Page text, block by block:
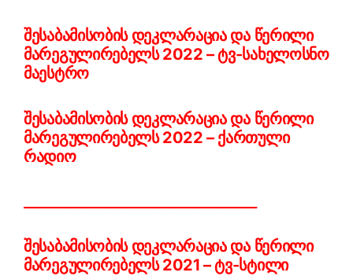
შესაბამისობის დეკლარაცია და წერილი
მარეგულირებელს 2022 – ტვ-სახელოსნო
მაესტრო
შესაბამისობის დეკლარაცია და წერილი
მარეგულირებელს 2022 – ქართული
რადიო
შესაბამისობის დეკლარაცია და წერილი
მარეგულირებელს 2021 – ტვ-სტილი